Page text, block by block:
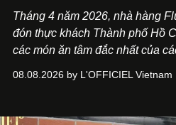
Tháng 4 năm 2026, nhà hàng
đón thực khách Thành phố Hồ
các món ăn tâm đắc nhất của
món ăn đa dạng từ Á đến Âu
mang đến niềm vui cho thực
08.08.2026 by L'OFFICIEL Vietnam